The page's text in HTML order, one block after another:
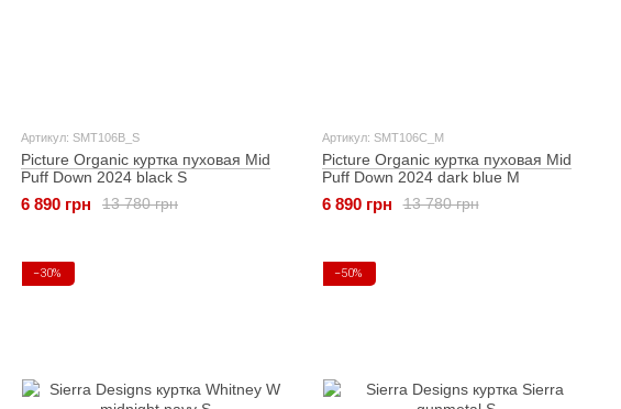
Артикул: SMT106B_S
Picture Organic куртка пуховая Mid
Puff Down 2024 black S
13 780 грн
6 890 грн
Артикул: SMT106C_M
Picture Organic куртка пуховая Mid
Puff Down 2024 dark blue M
13 780 грн
6 890 грн
−30% −50%